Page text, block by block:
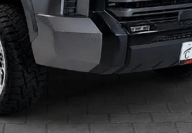
4WD
Affaire